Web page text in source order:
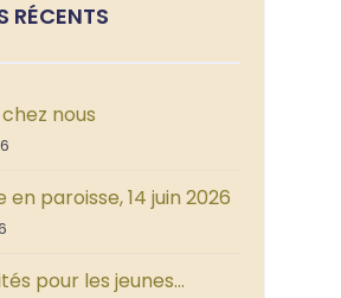
RÉCENTS
nous
en paroisse, 14 juin 2026
pour les jeunes…